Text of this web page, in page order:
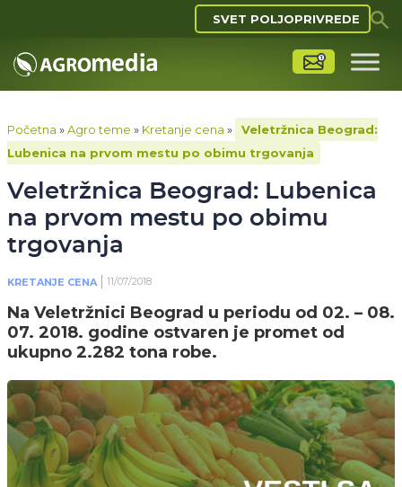
SVET POLJOPRIVREDE
Početna »Agro teme » Kretanje cena »
Veletržnica Beograd:
Lubenica na prvom mestu po obimu trgovanja
Veletržnica Beograd: Lubenica
na prvom mestu po obimu
trgovanja
KRETANJE CENA 11/07/2018
Na Veletržnici Beograd u periodu od 02. – 08.
07. 2018. godine ostvaren je promet od
ukupno 2.282 tona robe.